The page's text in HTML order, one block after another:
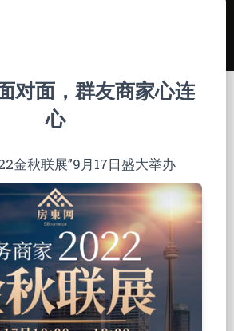
对面，群友商家心连
心
金秋联展”9月17日盛大举办